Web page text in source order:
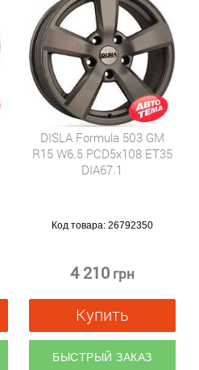
DISLA Formula 503 GM
R15 W6.5 PCD5x108 ET35
DIA67.1
Код товара: 26792350
4 210 грн
Купить
БЫСТРЫЙ ЗАКАЗ